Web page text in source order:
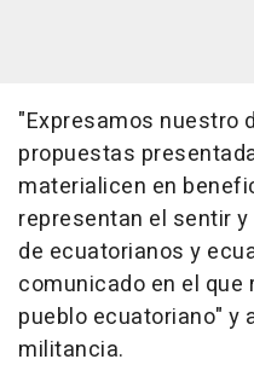
"Expresamos nuestro
propuestas
materialicen en
representan el sentir
de ecuatorianos y
comunicado en el
pueblo ecuatoriano" y
militancia.